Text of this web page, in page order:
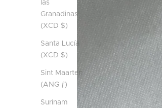
las
Granadinas
(XCD $)
Santa Lucía
(XCD $)
Sint Maarten
(ANG ƒ)
Surinam